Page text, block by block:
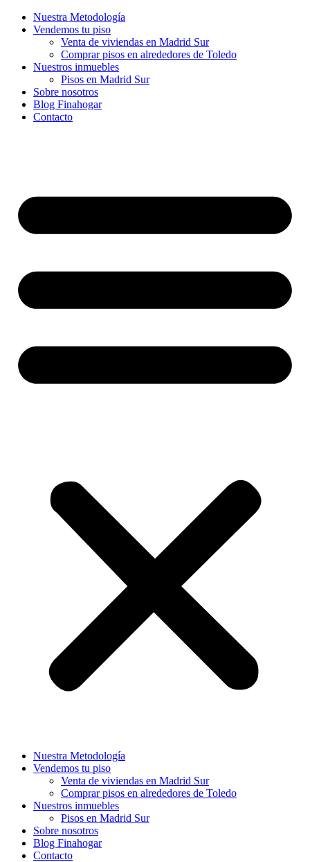
Nuestra Metodología
Vendemos tu piso
Venta de viviendas en Madrid Sur
Comprar pisos en alrededores de Toledo
Nuestros inmuebles
Pisos en Madrid Sur
Sobre nosotros
Blog Finahogar
Contacto
Nuestra Metodología
Vendemos tu piso
Venta de viviendas en Madrid Sur
Comprar pisos en alrededores de Toledo
Nuestros inmuebles
Pisos en Madrid Sur
Sobre nosotros
Blog Finahogar
Contacto